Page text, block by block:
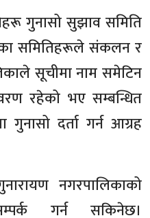
गुनासो सुझाव समिति
समितिहरूले संकलन र
सूचीमा नाम समेटिन
रहेको भए सम्बन्धित
गुनासो दर्ता गर्न आग्रह
नगरपालिकाको
गर्न सकिनेछ।